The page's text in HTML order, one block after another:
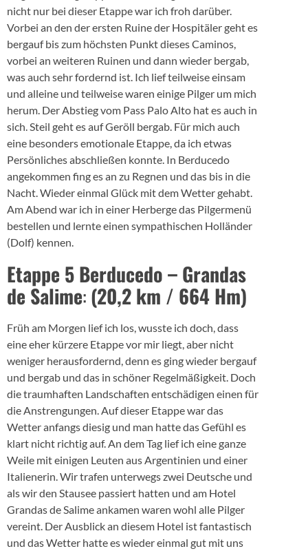
nicht nur bei dieser Etappe war ich froh darüber.
Vorbei an den der ersten Ruine der Hospitäler geht es
bergauf bis zum höchsten Punkt dieses Caminos,
vorbei an weiteren Ruinen und dann wieder bergab,
was auch sehr fordernd ist. Ich lief teilweise einsam
und alleine und teilweise waren einige Pilger um mich
herum. Der Abstieg vom Pass Palo Alto hat es auch in
sich. Steil geht es auf Geröll bergab. Für mich auch
eine besonders emotionale Etappe, da ich etwas
Persönliches abschließen konnte. In Berducedo
angekommen fing es an zu Regnen und das bis in die
Nacht. Wieder einmal Glück mit dem Wetter gehabt.
Am Abend war ich in einer Herberge das Pilgermenü
bestellen und lernte einen sympathischen Holländer
(Dolf) kennen.
Etappe 5 Berducedo – Grandas
de Salime:(20,2 km / 664 Hm)
Früh am Morgen lief ich los, wusste ich doch, dass
eine eher kürzere Etappe vor mir liegt, aber nicht
weniger herausfordernd, denn es ging wieder bergauf
und bergab und das in schöner Regelmäßigkeit. Doch
die traumhaften Landschaften entschädigen einen für
die Anstrengungen. Auf dieser Etappe war das
Wetter anfangs diesig und man hatte das Gefühl es
klart nicht richtig auf. An dem Tag lief ich eine ganze
Weile mit einigen Leuten aus Argentinien und einer
Italienerin. Wir trafen unterwegs zwei Deutsche und
als wir den Stausee passiert hatten und am Hotel
Grandas de Salime ankamen waren wohl alle Pilger
vereint. Der Ausblick an diesem Hotel ist fantastisch
und das Wetter hatte es wieder einmal gut mit uns